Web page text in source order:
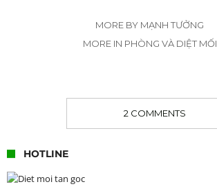
MORE BY MẠNH TƯỞNG
MORE IN PHÒNG VÀ DIỆT MỐI
2 COMMENTS
HOTLINE